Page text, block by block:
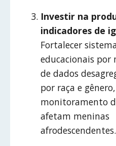
Investir na
indicadores de
Fortalecer
educacionais por
de dados
por raça e
monitoramento
afetam meninas
afrodescendentes.